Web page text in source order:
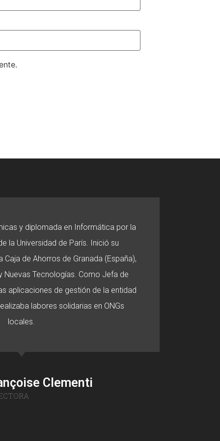
y diplomada en Informática por la
la Universidad de París. Inició su
de Ahorros de Granada (España),
Nuevas Tecnologías. Como Jefa de
aplicaciones de gestión de la entidad
labores solidarias en ONGs
locales.
Clementi